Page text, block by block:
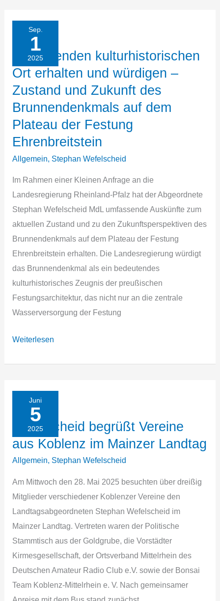
Nicht-
Übertragung
„Rhein
in
Flammen
im
SWR
Sep.
1
2025
Bedeutenden kulturhistorischen
Ort erhalten und würdigen –
Zustand und Zukunft des
Brunnendenkmals auf dem
Plateau der Festung
Ehrenbreitstein
Allgemein, Stephan Wefelscheid
Im Rahmen einer Kleinen Anfrage an die
Landesregierung Rheinland-Pfalz hat der Abgeordnete
Stephan Wefelscheid MdL umfassende Auskünfte zum
aktuellen Zustand und zu den Zukunftsperspektiven des
Brunnendenkmals auf dem Plateau der Festung
Ehrenbreitstein erhalten. Die Landesregierung würdigt
das Brunnendenkmal als ein bedeutendes
kulturhistorisches Zeugnis der preußischen
Festungsarchitektur, das nicht nur an die zentrale
Wasserversorgung der Festung
Bedeutenden
würdigen
Zustand
und
des
Brunnendenkmals
auf
dem
Plateau
der
Festung
Ehrenbreitstein
Weiterlesen
Juni
5
2025
Wefelscheid begrüßt Vereine
aus Koblenz im Mainzer Landtag
Allgemein, Stephan Wefelscheid
Am Mittwoch den 28. Mai 2025 besuchten über dreißig
Mitglieder verschiedener Koblenzer Vereine den
Landtagsabgeordneten Stephan Wefelscheid im
Mainzer Landtag. Vertreten waren der Politische
Stammtisch aus der Goldgrube, die Vorstädter
Kirmesgesellschaft, der Ortsverband Mittelrhein des
Deutschen Amateur Radio Club e.V. sowie der Bonsai
Team Koblenz-Mittelrhein e. V. Nach gemeinsamer